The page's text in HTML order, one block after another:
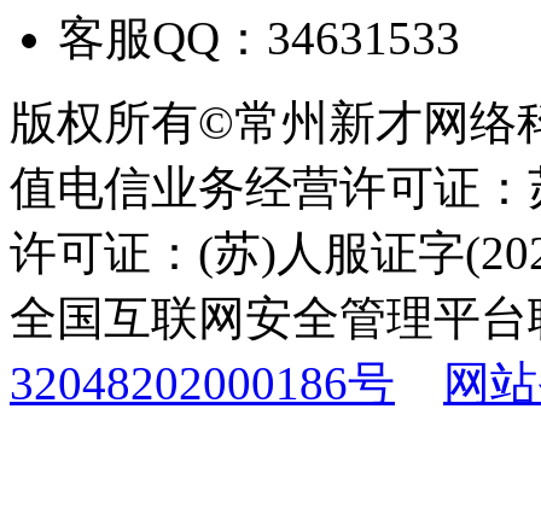
客服QQ：34631533
版权所有©常州新才网络
值电信业务经营许可证
许可证：(苏)人服证字
全国互联网安全管理平
32048202000186号
网